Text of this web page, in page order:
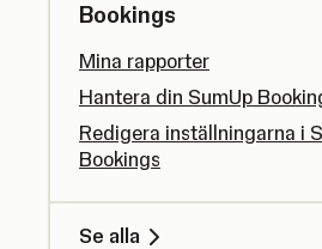
Bookings
Mina rapporter
Hantera din SumUp
Redigera inställningarna i
Bookings
Se alla